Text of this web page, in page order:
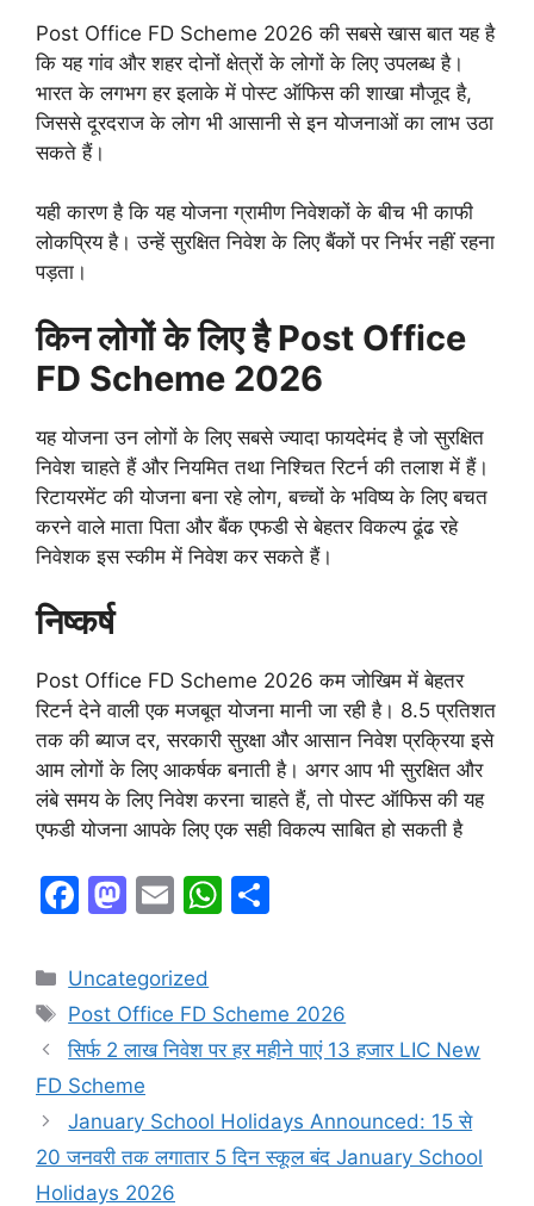
Post Office FD Scheme 2026 की सबसे खास बात यह है
कि यह गांव और शहर दोनों क्षेत्रों के लोगों के लिए उपलब्ध है।
भारत के लगभग हर इलाके में पोस्ट ऑफिस की शाखा मौजूद है,
जिससे दूरदराज के लोग भी आसानी से इन योजनाओं का लाभ उठा
सकते हैं।
यही कारण है कि यह योजना ग्रामीण निवेशकों के बीच भी काफी
लोकप्रिय है। उन्हें सुरक्षित निवेश के लिए बैंकों पर निर्भर नहीं रहना
पड़ता।
किन लोगों के लिए है Post Office
FD Scheme 2026
यह योजना उन लोगों के लिए सबसे ज्यादा फायदेमंद है जो सुरक्षित
निवेश चाहते हैं और नियमित तथा निश्चित रिटर्न की तलाश में हैं।
रिटायरमेंट की योजना बना रहे लोग, बच्चों के भविष्य के लिए बचत
करने वाले माता पिता और बैंक एफडी से बेहतर विकल्प ढूंढ रहे
निवेशक इस स्कीम में निवेश कर सकते हैं।
निष्कर्ष
Post Office FD Scheme 2026 कम जोखिम में बेहतर
रिटर्न देने वाली एक मजबूत योजना मानी जा रही है। 8.5 प्रतिशत
तक की ब्याज दर, सरकारी सुरक्षा और आसान निवेश प्रक्रिया इसे
आम लोगों के लिए आकर्षक बनाती है। अगर आप भी सुरक्षित और
लंबे समय के लिए निवेश करना चाहते हैं, तो पोस्ट ऑफिस की यह
एफडी योजना आपके लिए एक सही विकल्प साबित हो सकती है
F
c
e
b
o
o
k
M
st
o
d
o
n
E
ai
l
W
s
A
p
e
Categories
Uncategorized
Tags
Post Office FD Scheme 2026
सिर्फ 2 लाख निवेश पर हर महीने पाएं 13 हजार LIC New
FD Scheme
January School Holidays Announced: 15 से
20 जनवरी तक लगातार 5 दिन स्कूल बंद January School
Holidays 2026